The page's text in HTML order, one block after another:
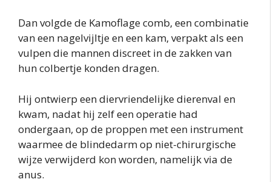
Dan volgde de Kamoflage comb, een combinatie
van een nagelvijltje en een kam, verpakt als een
vulpen die mannen discreet in de zakken van
hun colbertje konden dragen.
Hij ontwierp een diervriendelijke dierenval en
kwam, nadat hij zelf een operatie had
ondergaan, op de proppen met een instrument
waarmee de blindedarm op niet-chirurgische
wijze verwijderd kon worden, namelijk via de
anus.